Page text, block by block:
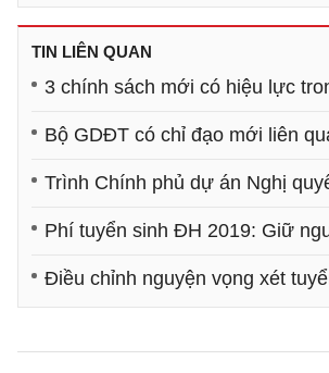
TIN LIÊN QUAN
3 chính sách mới có hiệu lực
Bộ GDĐT có chỉ đạo mới liên
Trình Chính phủ dự án Nghị
Phí tuyển sinh ĐH 2019: Giữ
Điều chỉnh nguyện vọng xét